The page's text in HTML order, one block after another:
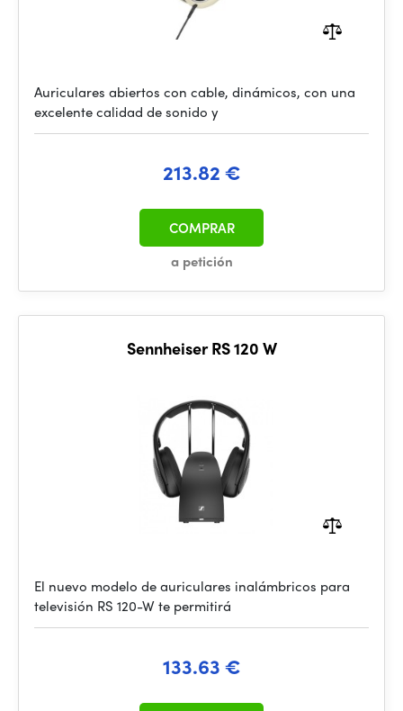
Auriculares abiertos con cable, dinámicos, con una
excelente calidad de sonido y
213.82 €
a petición
COMPRAR
Sennheiser RS 120 W
El nuevo modelo de auriculares inalámbricos para
televisión RS 120-W te permitirá
133.63 €